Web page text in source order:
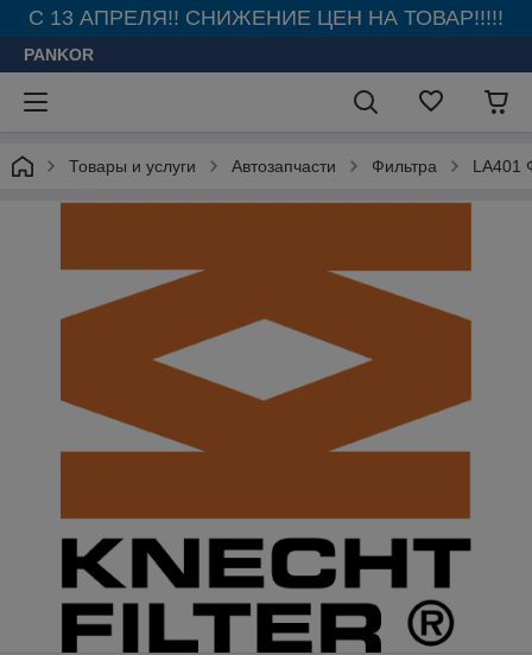
С 13 АПРЕЛЯ!! СНИЖЕНИЕ ЦЕН НА ТОВАР!!!!!
PANKOR
Товары и услуги Автозапчасти Фильтра LA401